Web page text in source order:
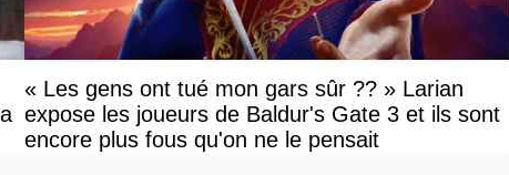
« Les gens ont tué mon gars sûr ?? » Larian
expose les joueurs de Baldur's Gate 3 et ils sont
encore plus fous qu'on ne le pensait